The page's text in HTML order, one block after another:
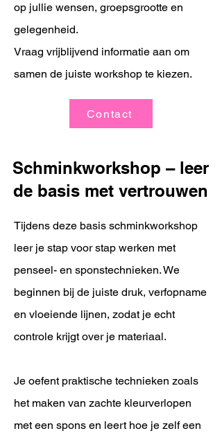
op jullie wensen, groepsgrootte en
gelegenheid.
Vraag vrijblijvend informatie aan om
samen de juiste workshop te kiezen.
Contact
Schminkworkshop – leer
de basis met vertrouwen
Tijdens deze basis schminkworkshop
leer je stap voor stap werken met
penseel- en sponstechnieken. We
beginnen bij de juiste druk, verfopname
en vloeiende lijnen, zodat je echt
controle krijgt over je materiaal.
Je oefent praktische technieken zoals
het maken van zachte kleurverlopen
met een spons en leert hoe je zelf een